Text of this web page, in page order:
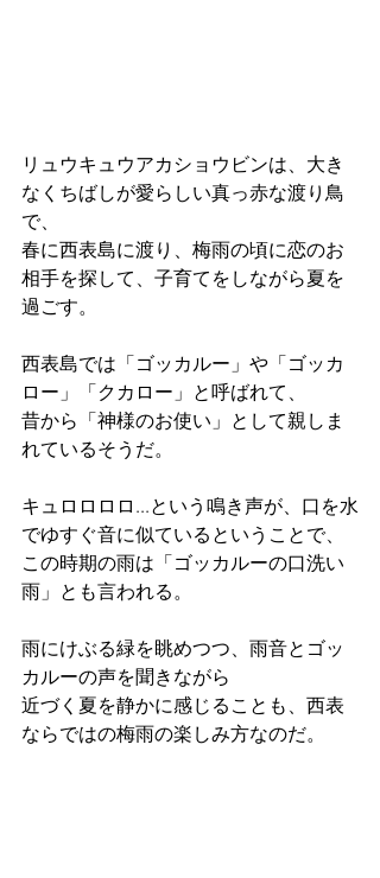
リュウキュウアカショウビンは、大き
なくちばしが愛らしい真っ赤な渡り鳥
で、
春に西表島に渡り、梅雨の頃に恋のお
相手を探して、子育てをしながら夏を
過ごす。
西表島では「ゴッカルー」や「ゴッカ
ロー」「クカロー」と呼ばれて、
昔から「神様のお使い」として親しま
れているそうだ。
キュロロロロ...という鳴き声が、口を水
でゆすぐ音に似ているということで、
この時期の雨は「ゴッカルーの口洗い
雨」とも言われる。
雨にけぶる緑を眺めつつ、雨音とゴッ
カルーの声を聞きながら
近づく夏を静かに感じることも、西表
ならではの梅雨の楽しみ方なのだ。